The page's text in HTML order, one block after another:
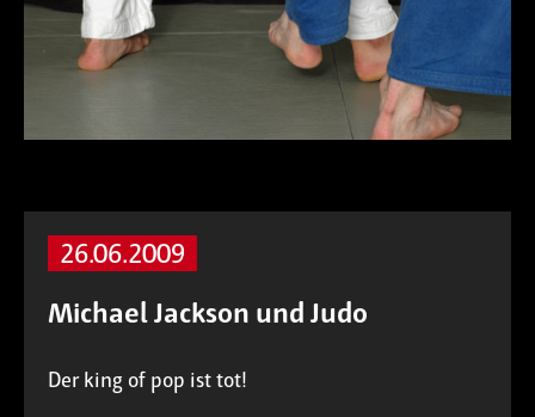
26.06.2009
Michael Jackson und Judo
Der king of pop ist tot!